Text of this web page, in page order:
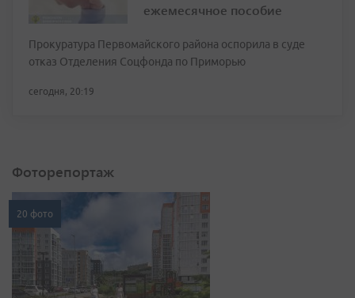
ежемесячное пособие
Прокуратура Первомайского района оспорила в суде
отказ Отделения Соцфонда по Приморью
сегодня, 20:19
Фоторепортаж
20 фото